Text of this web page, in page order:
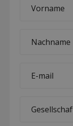
name
name
mail